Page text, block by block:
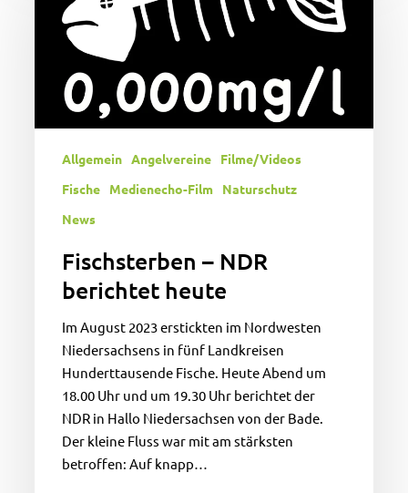
berichtet
Allgemein Angelvereine
Filme/Videos
Fische
Medienecho-Film
Naturschutz
News
Fischsterben – NDR
berichtet heute
Im August 2023 erstickten im Nordwesten
Niedersachsens in fünf Landkreisen
Hunderttausende Fische. Heute Abend um
18.00 Uhr und um 19.30 Uhr berichtet der
NDR in Hallo Niedersachsen von der Bade.
Der kleine Fluss war mit am stärksten
betroffen: Auf knapp…